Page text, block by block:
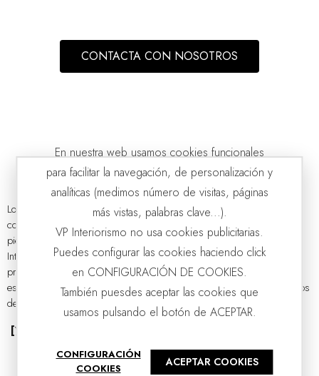
CONTACTA CON NOSOTROS
Los pufs de diseñohan conquistado el mundo de la decoración
contemporánea. Versátiles, cómodos y con un encanto especial, son
piezas que aportan carácter sin ocupar demasiado espacio. En VP
Interiorismo, apostamos por pufs que no solo cumplen una función
práctica, sino que también elevan el nivel estético de cualquier
estancia. Si estás pensando en asientos de diseñopara tus proyectos
de interiorismo, descubrirás que...
[Ver más]
En nuestra web usamos cookies funcionales
para facilitar la navegación, de personalización y
analíticas (medimos número de visitas, páginas
más vistas, palabras clave...).
VP Interiorismo no usa cookies publicitarias.
Puedes configurar las cookies haciendo click
en CONFIGURACIÓN DE COOKIES.
También puesdes aceptar las cookies que
usamos pulsando el botón de ACEPTAR.
CONFIGURACIÓN
COOKIES
ACEPTAR COOKIES